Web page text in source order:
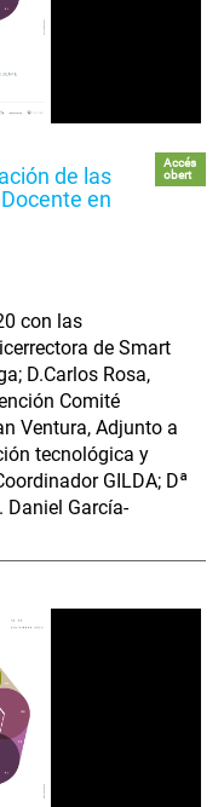
de las
en
Accés
obert
con las
de Smart
D.Carlos Rosa,
Comité
Ventura, Adjunto a
tecnológica y
GILDA; Dª
Daniel García-